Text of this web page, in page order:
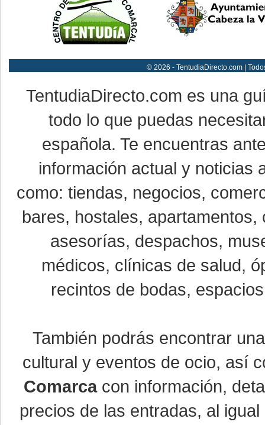
© 2026 - TentudiaDirecto.com |
TentudiaDirecto.com es una
todo lo que puedas
española. Te encuentras
información actual y noticias
como: tiendas, negocios,
bares, hostales,
asesorías, despachos,
médicos, clínicas de salud,
recintos de bodas,
También podrás encontrar
cultural y eventos de ocio, así
Comarcacon información,
precios de las entradas, al